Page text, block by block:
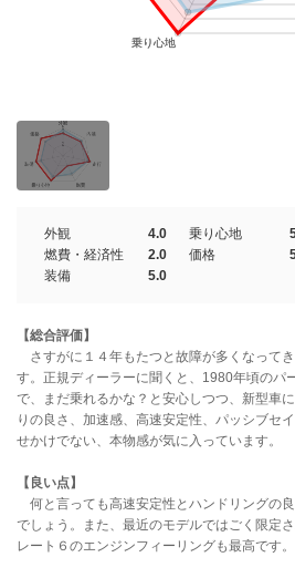
外観 4.0 乗り心地
燃費・経済性
2.0 価格
装備
5.0
【総合評価】
さすがに１４年もたつと故障が多くなって
す。正規ディーラーに聞くと、1980年頃のパ
で、まだ乗れるかな？と安心しつつ、新型車
りの良さ、加速感、高速安定性、パッシブセ
せかけでない、本物感が気に入っています。
【良い点】
何と言っても高速安定性とハンドリングの
でしょう。また、最近のモデルではごく限定
レート６のエンジンフィーリングも最高です。